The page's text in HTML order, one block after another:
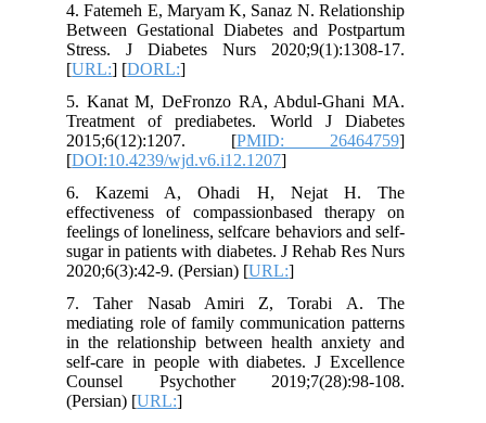
4. Fatemeh E, Maryam K, Sanaz N. Relationship
Between Gestational Diabetes and Postpartum
Stress. J Diabetes Nurs 2020;9(1):1308-17.
[URL:] [DORL:
5. Kanat M, DeFronzo RA, Abdul-Ghani MA.
Treatment of prediabetes. World J Diabetes
2015;6(12):1207. [PMID: 26464759
[DOI:10.4239/wjd.v6.i12.1207
6. Kazemi A, Ohadi H, Nejat H. The
effectiveness of compassionbased therapy on
feelings of loneliness, selfcare behaviors and self-
sugar in patients with diabetes. J Rehab Res Nurs
2020;6(3):42-9. (Persian) [URL:
7. Taher Nasab Amiri Z, Torabi A. The
mediating role of family communication patterns
in the relationship between health anxiety and
self-care in people with diabetes. J Excellence
Counsel Psychother 2019;7(28):98-108.
(Persian) [URL: